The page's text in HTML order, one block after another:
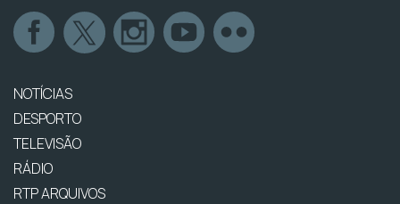
NOTÍCIAS
DESPORTO
TELEVISÃO
RÁDIO
RTP ARQUIVOS